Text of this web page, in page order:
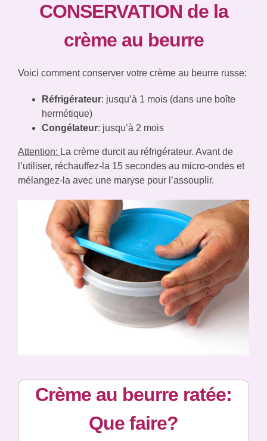
CONSERVATION de la
crème au beurre
Voici comment conserver votre crème au beurre russe:
Réfrigérateur: jusqu’à 1 mois (dans une boîte
hermétique)
Congélateur: jusqu’à 2 mois
Attention: La crème durcit au réfrigérateur. Avant de
l’utiliser, réchauffez-la 15 secondes au micro-ondes et
mélangez-la avec une maryse pour l’assouplir.
Crème au beurre ratée:
Que faire?